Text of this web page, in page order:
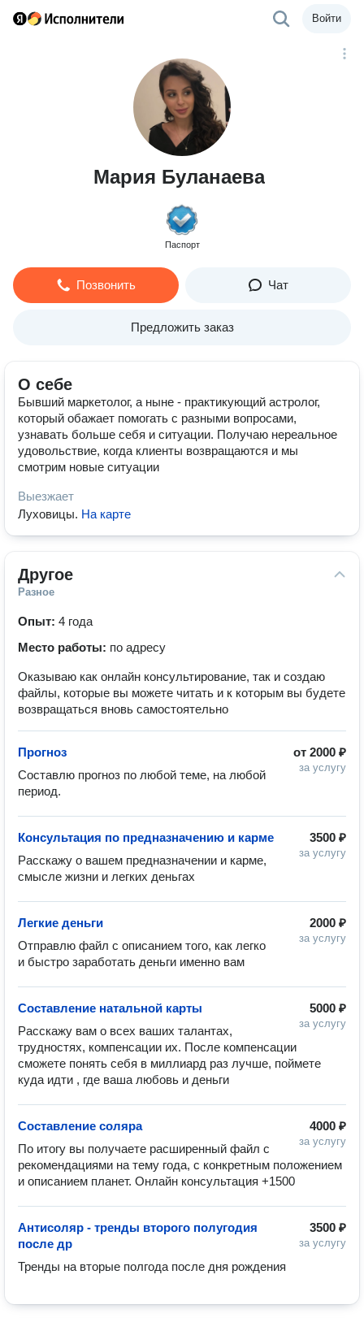
Войти
Мария Буланаева
Паспорт
Позвонить Чат
Предложить заказ
О себе
Бывший маркетолог, а ныне - практикующий астролог,
который обажает помогать с разными вопросами,
узнавать больше себя и ситуации. Получаю нереальное
удовольствие, когда клиенты возвращаются и мы
смотрим новые ситуации
Выезжает
Луховицы. На карте
Другое
Разное
Опыт: 4 года
Место работы: по адресу
Оказываю как онлайн консультирование, так и создаю
файлы, которые вы можете читать и к которым вы будете
возвращаться вновь самостоятельно
от 2000 ₽
за услугу
Прогноз
Составлю прогноз по любой теме, на любой
период.
3500 ₽
за услугу
Консультация по предназначению и карме
Расскажу о вашем предназначении и карме,
смысле жизни и легких деньгах
2000 ₽
за услугу
Легкие деньги
Отправлю файл с описанием того, как легко
и быстро заработать деньги именно вам
5000 ₽
за услугу
Составление натальной карты
Расскажу вам о всех ваших талантах,
трудностях, компенсации их. После компенсации
сможете понять себя в миллиард раз лучше, поймете
куда идти , где ваша любовь и деньги
4000 ₽
за услугу
Составление соляра
По итогу вы получаете расширенный файл с
рекомендациями на тему года, с конкретным положением
и описанием планет. Онлайн консультация +1500
3500 ₽
за услугу
Антисоляр - тренды второго полугодия
после др
Тренды на вторые полгода после дня рождения